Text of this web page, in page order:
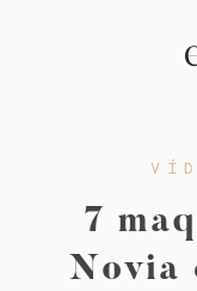
7
Novia